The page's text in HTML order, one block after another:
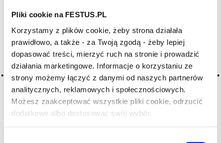
Pliki cookie na FESTUS.PL
Korzystamy z plików cookie, żeby strona działała
prawidłowo, a także - za Twoją zgodą - żeby lepiej
dopasować treści, mierzyć ruch na stronie i prowadzić
działania marketingowe. Informacje o korzystaniu ze
strony możemy łączyć z danymi od naszych partnerów
analitycznych, reklamowych i społecznościowych.
Możesz zaakceptować wszystkie pliki cookie, odrzucić
dodatkowe albo dostosować swój wybór.
Czy masz ukończone 18 lat?
Archiwum wpisów tagu:
valdobbiadene
Nothing Found